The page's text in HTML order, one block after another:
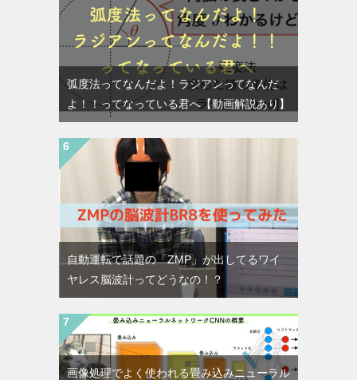
弧度法ってなんだよ！ラジアンってなんだ
よ！！ってなっている君へ【動画解説あり】
自動運転で話題の「ZMP」が出してるワイ
ヤレス脳波計ってどうなの！？
画像処理でよく使われる畳み込みニューラル